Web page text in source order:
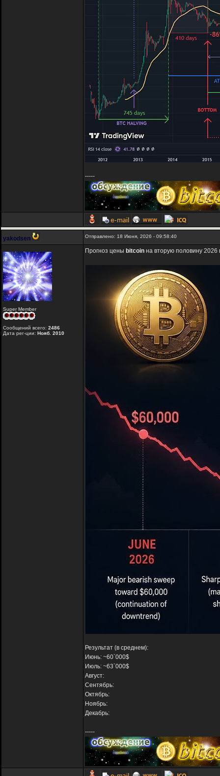
-----
yakodsen Отправлено: 18 Июня, 2026 - 09:58:40
Super Member
Сообщений всего: 2486
Дата рег-ции: Нояб. 2010
Прогноз цены bitcoin на вторую половину 2026
Результат (в среднем):
Июнь: ~60`000$
Июль: ~63`000$
Август:
Сентябрь:
Октябрь:
Ноябрь:
Декабрь:
-----